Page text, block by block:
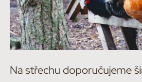
Na střechu doporučujeme